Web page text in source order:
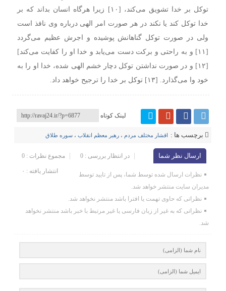
توکل بر خدا تشویق می‌کند، [۱۰] زیرا هرگاه انسان بداند که بر
خدا توکل کند یا نکند در هر صورت امر الهی درباره وی نافذ است
ولی در صورت توکل گناهانش پوشیده و اجرش عظیم می‌گردد
[۱۱] و به راحتی و برکت دست می‌یابد و خدا او را کفایت می‌کند]
[۱۲] و در صورت نداشتن توکل دچار خشم الهی شده، خدا او را به
خود وا می‌گذارد. [۱۳] توکل بر خدا را ترجیح خواهد داد.
لینک کوتاه
برچسب ها : اقشار مختلف مردم ،رهبر معظم انقلاب ،سوره طلاق
ارسال نظر شما مجموع نظرات : 0 در انتظار بررسی : 0
انتشار یافته : ۰
نظرات ارسال شده توسط شما، پس از تایید توسط
مدیران سایت منتشر خواهد شد.
نظراتی که حاوی تهمت یا افترا باشد منتشر نخواهد شد.
نظراتی که به غیر از زبان فارسی یا غیر مرتبط با خبر باشد منتشر نخواهد
شد.